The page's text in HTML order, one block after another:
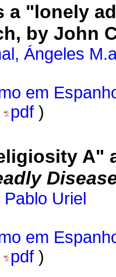
a "lonely
by John
Ángeles
em
pdf )
A"
Uriel
em
pdf )